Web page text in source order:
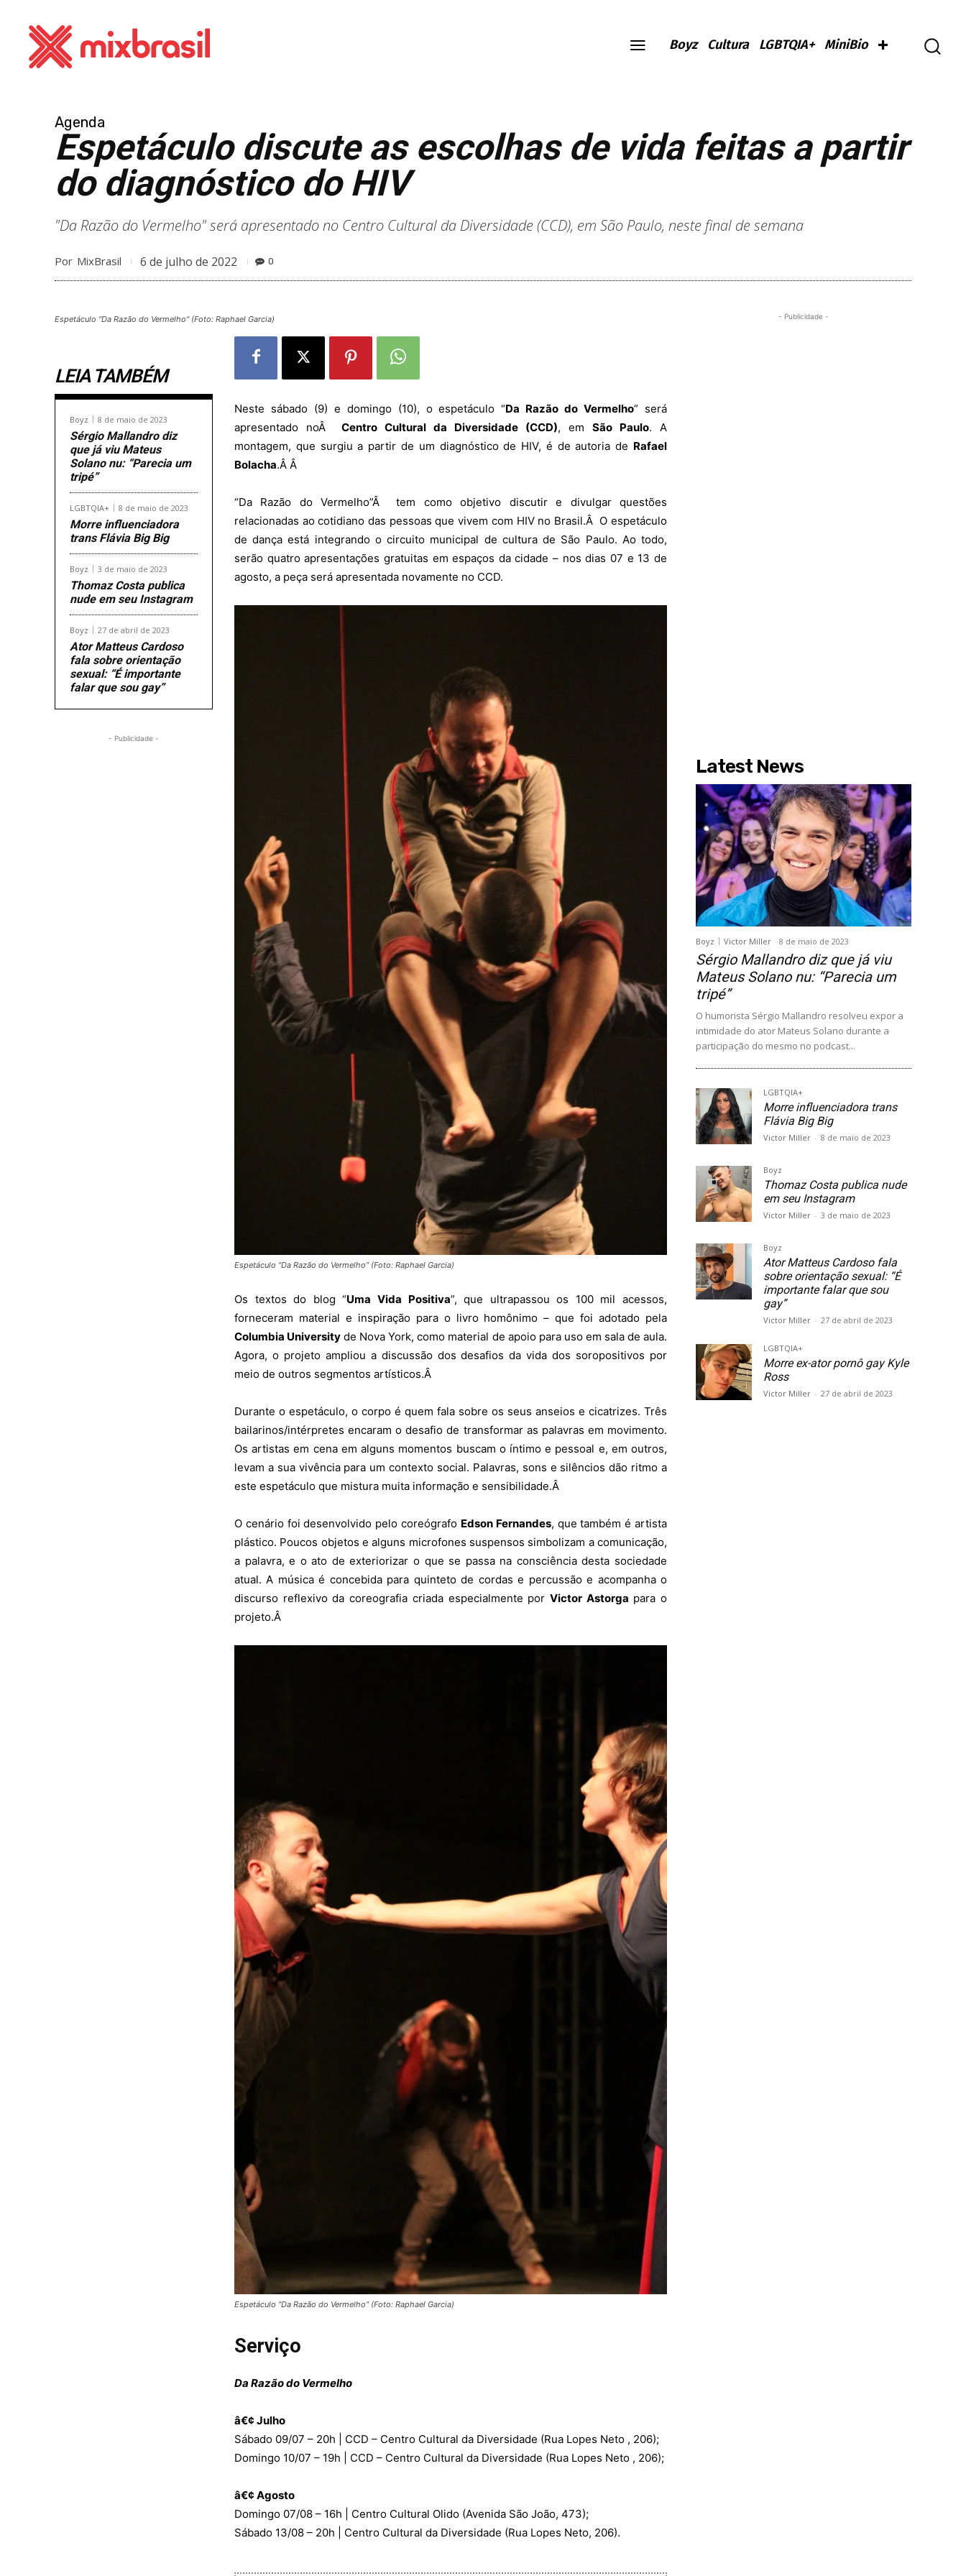
Boyz Cultura LGBTQIA+ MiniBio
Agenda
Espetáculo discute as escolhas de vida feitas a partir
do diagnóstico do HIV
"Da Razão do Vermelho" será apresentado no Centro Cultural da Diversidade (CCD), em São Paulo, neste final de semana
Por MixBrasil 6 de julho de 2022 0
Espetáculo "Da Razão do Vermelho" (Foto: Raphael Garcia)
LEIA TAMBÉM
Boyz 8 de maio de 2023
Sérgio Mallandro diz
que já viu Mateus
Solano nu: “Parecia um
tripé”
LGBTQIA+ 8 de maio de 2023
Morre influenciadora
trans Flávia Big Big
Boyz 3 de maio de 2023
Thomaz Costa publica
nude em seu Instagram
Boyz 27 de abril de 2023
Ator Matteus Cardoso
fala sobre orientação
sexual: “É importante
falar que sou gay”
- Publicidade -
Neste sábado (9) e domingo (10), o espetáculo “Da Razão do Vermelho” será
apresentado noÂ Centro Cultural da Diversidade (CCD), em São Paulo. A
montagem, que surgiu a partir de um diagnóstico de HIV, é de autoria de Rafael
Bolacha.Â Â
“Da Razão do Vermelho”Â tem como objetivo discutir e divulgar questões
relacionadas ao cotidiano das pessoas que vivem com HIV no Brasil.Â O espetáculo
de dança está integrando o circuito municipal de cultura de São Paulo. Ao todo,
serão quatro apresentações gratuitas em espaços da cidade – nos dias 07 e 13 de
agosto, a peça será apresentada novamente no CCD.
Espetáculo “Da Razão do Vermelho” (Foto: Raphael Garcia)
Os textos do blog “Uma Vida Positiva”, que ultrapassou os 100 mil acessos,
forneceram material e inspiração para o livro homônimo – que foi adotado pela
Columbia University de Nova York, como material de apoio para uso em sala de aula.
Agora, o projeto ampliou a discussão dos desafios da vida dos soropositivos por
meio de outros segmentos artísticos.Â
Durante o espetáculo, o corpo é quem fala sobre os seus anseios e cicatrizes. Três
bailarinos/intérpretes encaram o desafio de transformar as palavras em movimento.
Os artistas em cena em alguns momentos buscam o íntimo e pessoal e, em outros,
levam a sua vivência para um contexto social. Palavras, sons e silêncios dão ritmo a
este espetáculo que mistura muita informação e sensibilidade.Â
O cenário foi desenvolvido pelo coreógrafo Edson Fernandes, que também é artista
plástico. Poucos objetos e alguns microfones suspensos simbolizam a comunicação,
a palavra, e o ato de exteriorizar o que se passa na consciência desta sociedade
atual. A música é concebida para quinteto de cordas e percussão e acompanha o
discurso reflexivo da coreografia criada especialmente por Victor Astorga para o
projeto.Â
Espetáculo “Da Razão do Vermelho” (Foto: Raphael Garcia)
Serviço
Da Razão do Vermelho
â€¢ Julho
Sábado 09/07 – 20h | CCD – Centro Cultural da Diversidade (Rua Lopes Neto , 206);
Domingo 10/07 – 19h | CCD – Centro Cultural da Diversidade (Rua Lopes Neto , 206);
â€¢ Agosto
Domingo 07/08 – 16h | Centro Cultural Olido (Avenida São João, 473);
Sábado 13/08 – 20h | Centro Cultural da Diversidade (Rua Lopes Neto, 206).
- Publicidade -
Latest News
Boyz Victor Miller - 8 de maio de 2023
Sérgio Mallandro diz que já viu
Mateus Solano nu: “Parecia um
tripé”
O humorista Sérgio Mallandro resolveu expor a
intimidade do ator Mateus Solano durante a
participação do mesmo no podcast...
LGBTQIA+
Morre influenciadora trans
Flávia Big Big
Victor Miller - 8 de maio de 2023
Boyz
Thomaz Costa publica nude
em seu Instagram
Victor Miller - 3 de maio de 2023
Boyz
Ator Matteus Cardoso fala
sobre orientação sexual: “É
importante falar que sou
gay”
Victor Miller - 27 de abril de 2023
LGBTQIA+
Morre ex-ator pornô gay Kyle
Ross
Victor Miller - 27 de abril de 2023